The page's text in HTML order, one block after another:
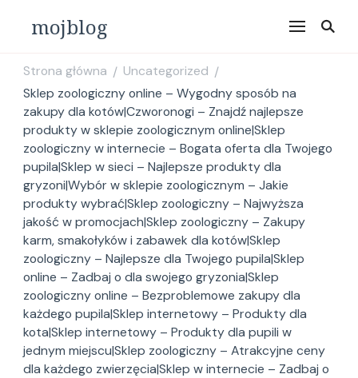
mojblog
Strona główna / Uncategorized /
Sklep zoologiczny online – Wygodny sposób na
zakupy dla kotów|Czworonogi – Znajdź najlepsze
produkty w sklepie zoologicznym online|Sklep
zoologiczny w internecie – Bogata oferta dla Twojego
pupila|Sklep w sieci – Najlepsze produkty dla
gryzoni|Wybór w sklepie zoologicznym – Jakie
produkty wybrać|Sklep zoologiczny – Najwyższa
jakość w promocjach|Sklep zoologiczny – Zakupy
karm, smakołyków i zabawek dla kotów|Sklep
zoologiczny – Najlepsze dla Twojego pupila|Sklep
online – Zadbaj o dla swojego gryzonia|Sklep
zoologiczny online – Bezproblemowe zakupy dla
każdego pupila|Sklep internetowy – Produkty dla
kota|Sklep internetowy – Produkty dla pupili w
jednym miejscu|Sklep zoologiczny – Atrakcyjne ceny
dla każdego zwierzęcia|Sklep w internecie – Zadbaj o